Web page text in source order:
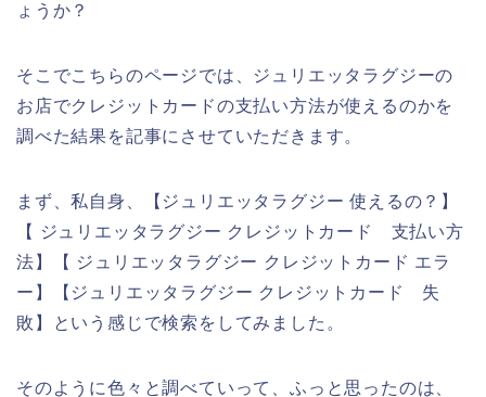
ょうか？
そこでこちらのページでは、ジュリエッタラグジーの
お店でクレジットカードの支払い方法が使えるのかを
調べた結果を記事にさせていただきます。
まず、私自身、【ジュリエッタラグジー 使えるの？】
【 ジュリエッタラグジー クレジットカード 支払い方
法】【 ジュリエッタラグジー クレジットカード エラ
ー】【ジュリエッタラグジー クレジットカード 失
敗】という感じで検索をしてみました。
そのように色々と調べていって、ふっと思ったのは、